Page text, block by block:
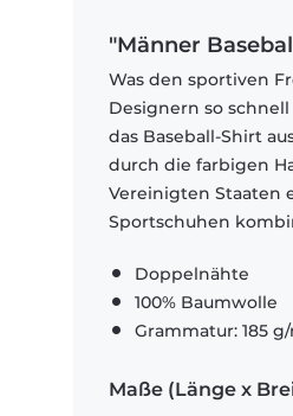
"Männer
Was den sportiven
Designern so
das Baseball-Shirt
durch die farbigen
Vereinigten Staaten
Sportschuhen
Doppelnähte
100% Baumwolle
Grammatur: 185 g/
Maße (Länge x